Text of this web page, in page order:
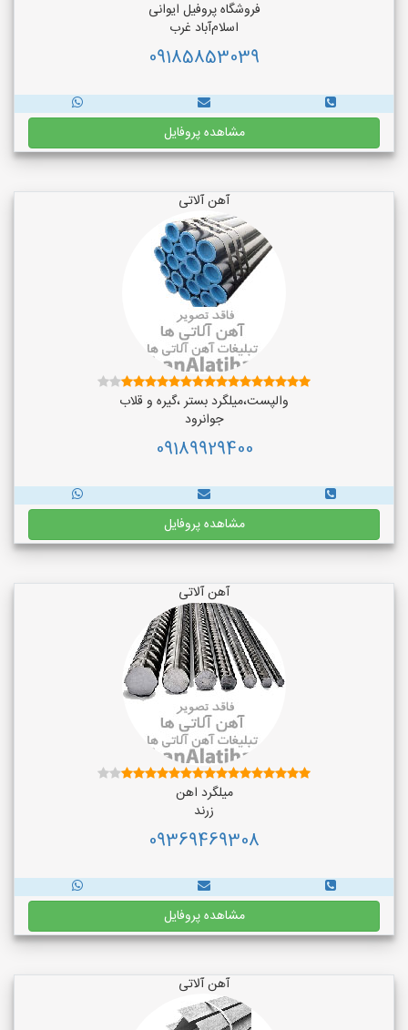
فروشگاه پروفیل ایوانی
اسلام‌آباد غرب
09185853039
مشاهده پروفایل
آهن آلاتی
والپست،میلگرد بستر ،گیره و قلاب
جوانرود
09189929400
مشاهده پروفایل
آهن آلاتی
میلگرد اهن
زرند
09369469308
مشاهده پروفایل
آهن آلاتی